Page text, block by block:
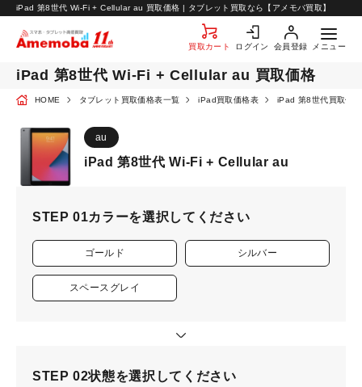
iPad 第8世代 Wi-Fi + Cellular au 買取価格 | タブレット買取なら【アメモバ買取】
買取カート ログイン 会員登録 メニュー
お知らせ
お問い合わせ
iPad 第8世代 Wi-Fi + Cellular au 買取価格
HOME タブレット買取価格表一覧 iPad買取価格表 iPad 第8世代買取価
au
iPad 第8世代 Wi-Fi + Cellular au
STEP 01カラーを選択してください
ゴールド シルバー
スペースグレイ
STEP 02状態を選択してください